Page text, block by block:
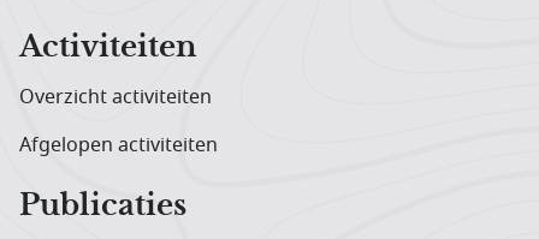
Activiteiten
Overzicht activiteiten
Afgelopen activiteiten
Publicaties